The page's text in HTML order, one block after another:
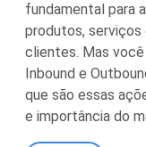
fundamental para
produtos, serviços
clientes. Mas
Inbound e
que são essas
e importância do